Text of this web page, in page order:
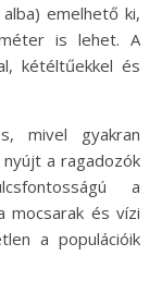
emelhető ki,
is lehet. A
kétéltűekkel és
mivel gyakran
a ragadozók
a
mocsarak és vízi
a populációik